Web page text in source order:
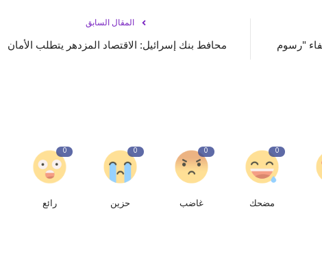
المقال السابق
محافط بنك إسرائيل: الاقتصاد المزدهر يتطلب الأمان
"رسوم
0
مضحك
0
غاضب
0
حزين
0
رائع